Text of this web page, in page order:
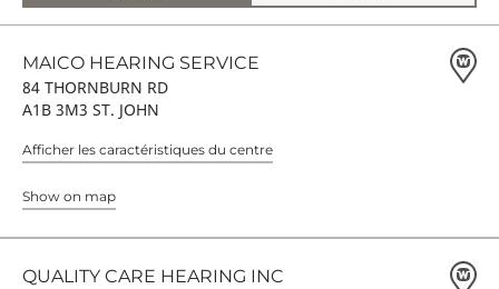
MAICO HEARING SERVICE
84 THORNBURN RD
A1B 3M3 ST. JOHN
Afficher les caractéristiques du centre
Show on map
QUALITY CARE HEARING INC